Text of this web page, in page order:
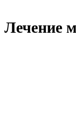
Лечение